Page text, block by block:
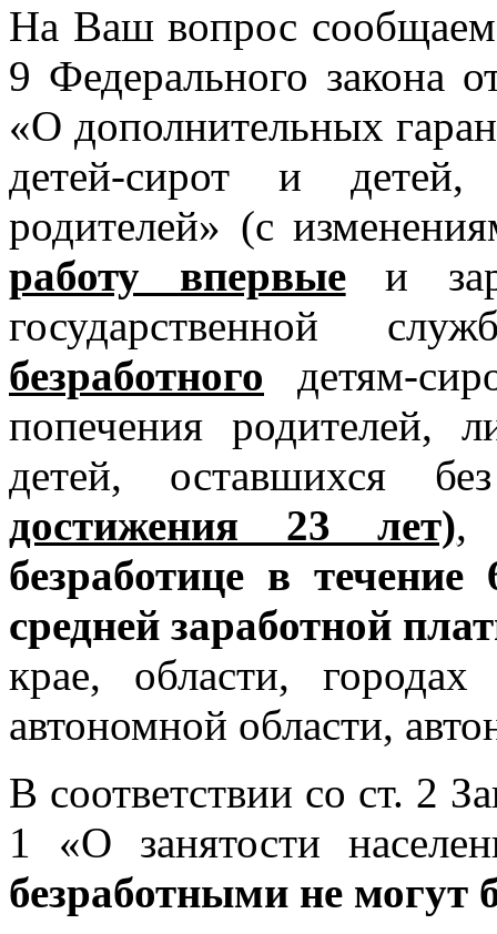
На Ваш вопрос сообщаем,
9 Федерального закона
«О дополнительных
детей-сирот и детей,
родителей» (с
работу впервыеи
государственной
безработного детям-
попечения родителей,
детей, оставшихся
достижения 23 лет),
безработице в
средней заработной
крае, области,
автономной области,
В соответствии со ст. 2
1 «О занятости
безработными не